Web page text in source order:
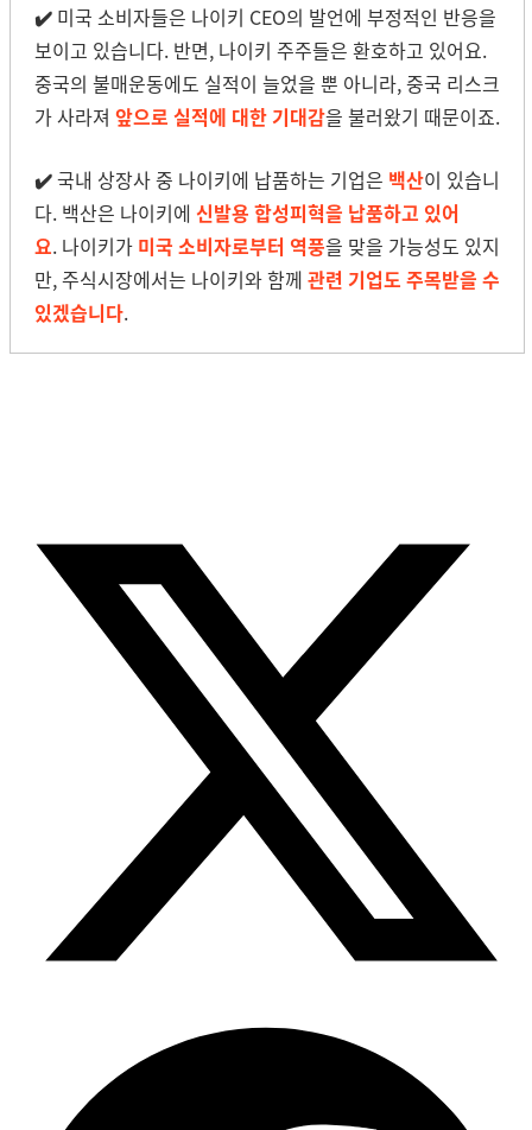
✔️ 미국 소비자들은 나이키 CEO의 발언에 부정적인 반응을
보이고 있습니다. 반면, 나이키 주주들은 환호하고 있어요.
중국의 불매운동에도 실적이 늘었을 뿐 아니라, 중국 리스크
가 사라져 앞으로 실적에 대한 기대감을 불러왔기 때문이죠.
✔️국내 상장사 중 나이키에 납품하는 기업은 백산이 있습니
다. 백산은 나이키에 신발용 합성피혁을 납품하고 있어
요. 나이키가 미국 소비자로부터 역풍을 맞을 가능성도 있지
만, 주식시장에서는 나이키와 함께 관련 기업도 주목받을 수
있겠습니다.